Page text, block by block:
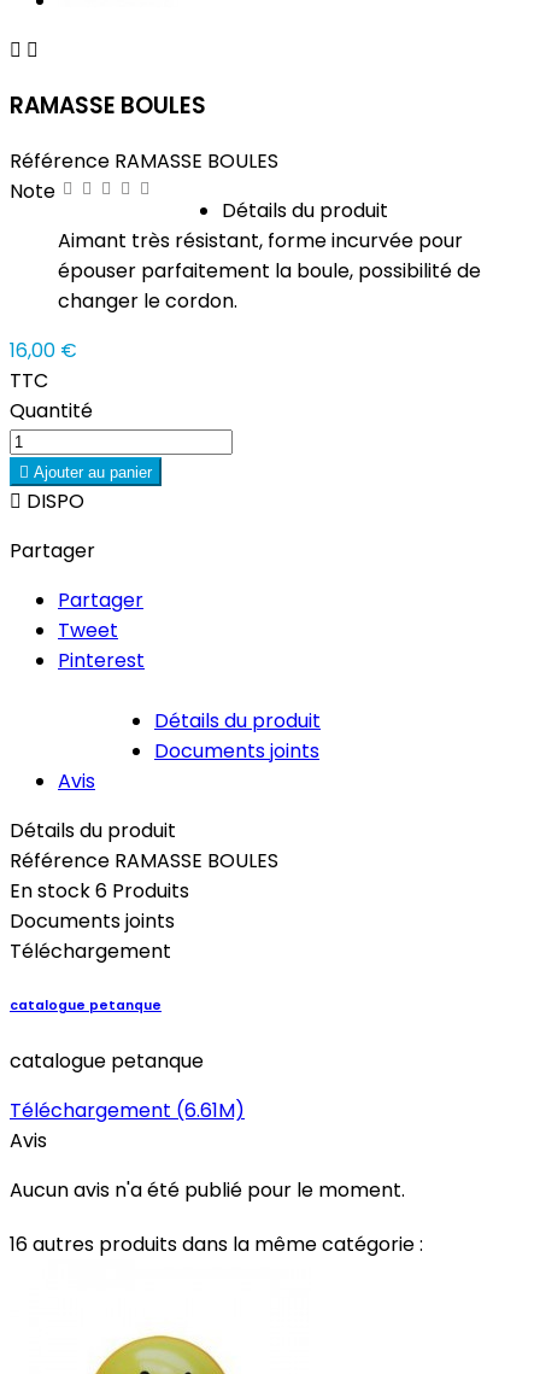
 
RAMASSE BOULES
Référence RAMASSE BOULES
Note
Détails du produit
Aimant très résistant, forme incurvée pour
épouser parfaitement la boule, possibilité de
changer le cordon.
16,00 €
TTC
Quantité
 Ajouter au panier
 DISPO
Partager
Partager
Tweet
Pinterest
Détails du produit
Documents joints
Avis
Détails du produit
Référence RAMASSE BOULES
En stock6 Produits
Documents joints
Téléchargement
catalogue petanque
catalogue petanque
Téléchargement (6.61M)
Avis
Aucun avis n'a été publié pour le moment.
16 autres produits dans la même catégorie :